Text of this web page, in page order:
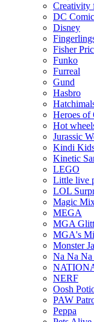
Creativity
DC
Disney
Fisher
Funko
Furreal
Gund
Hasbro
Heroes of
Hot
Jurassic
Kindi
Kinetic
LEGO
Little live
LOL
Magic
MEGA
MGA
MGA's
Monster
Na Na
NERF
Oosh
PAW
Peppa